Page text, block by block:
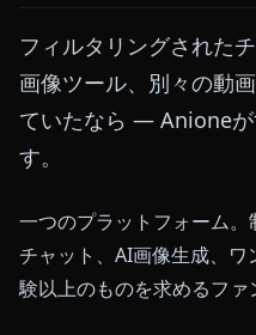
フィルタリングされた
画像ツール、別々の動
ていたなら — Anioneが
す。
一つのプラットフォーム
チャット、AI画像生成、
験以上のものを求めるファ